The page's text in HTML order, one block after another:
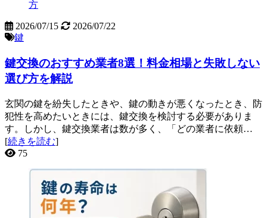
2026/07/15
2026/07/22
鍵
鍵交換のおすすめ業者8選！料金相場と失敗しない
選び方を解説
玄関の鍵を紛失したときや、鍵の動きが悪くなったとき、防
犯性を高めたいときには、鍵交換を検討する必要がありま
す。しかし、鍵交換業者は数が多く、「どの業者に依頼…
[続きを読む]
75